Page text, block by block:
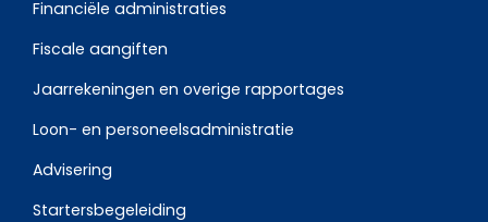
Financiële administraties
Fiscale aangiften
Jaarrekeningen en overige rapportages
Loon- en personeelsadministratie
Advisering
Startersbegeleiding